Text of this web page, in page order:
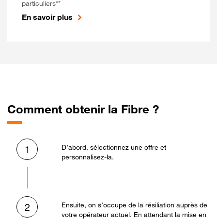
particuliers**
En savoir plus
Comment obtenir la Fibre ?
1
D’abord, sélectionnez une offre et
personnalisez-la.
2
Ensuite, on s’occupe de la résiliation auprès de
votre opérateur actuel. En attendant la mise en